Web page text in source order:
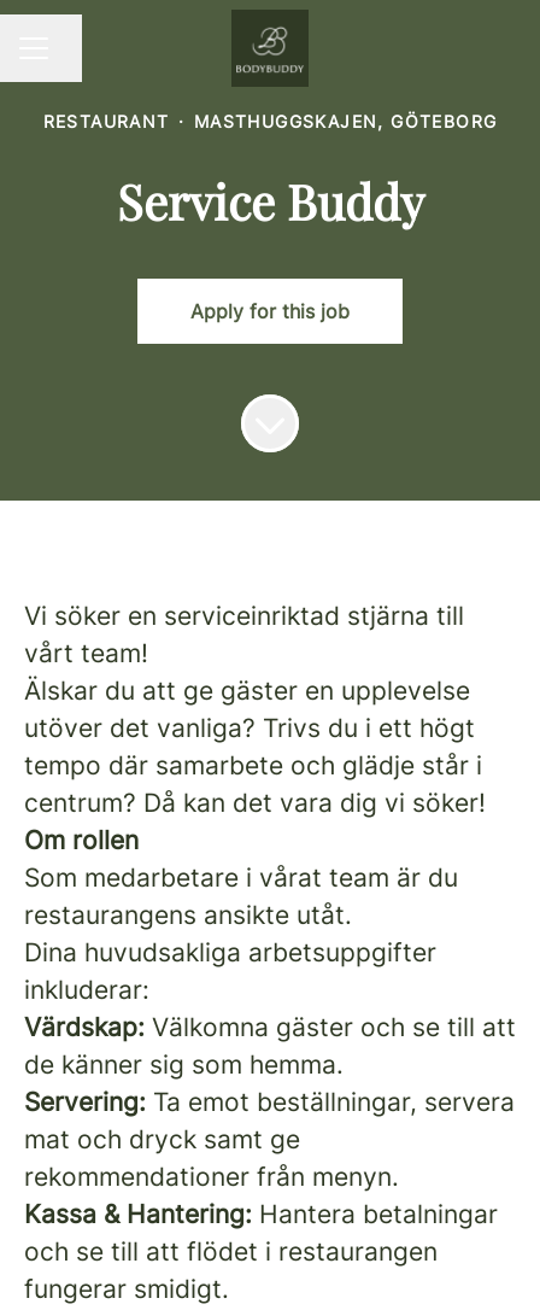
RESTAURANT · MASTHUGGSKAJEN, GÖTEBORG
Service Buddy
Apply for this job
Vi söker en serviceinriktad stjärna till
vårt team!
Älskar du att ge gäster en upplevelse
utöver det vanliga? Trivs du i ett högt
tempo där samarbete och glädje står i
centrum? Då kan det vara dig vi söker!
Om rollen
Som medarbetare i vårat team är du
restaurangens ansikte utåt.
Dina huvudsakliga arbetsuppgifter
inkluderar:
Värdskap: Välkomna gäster och se till att
de känner sig som hemma.
Servering: Ta emot beställningar, servera
mat och dryck samt ge
rekommendationer från menyn.
Kassa & Hantering: Hantera betalningar
och se till att flödet i restaurangen
fungerar smidigt.